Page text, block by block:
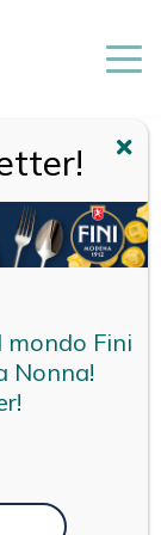
E
ED ERBA
Fini
Nonna!